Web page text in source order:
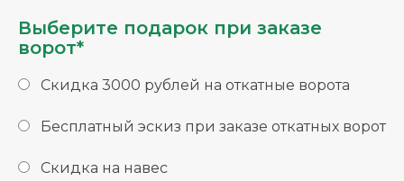
Выберите подарок при заказе
ворот*
Скидка 3000 рублей на откатные ворота
Бесплатный эскиз при заказе откатных ворот
Скидка на навес